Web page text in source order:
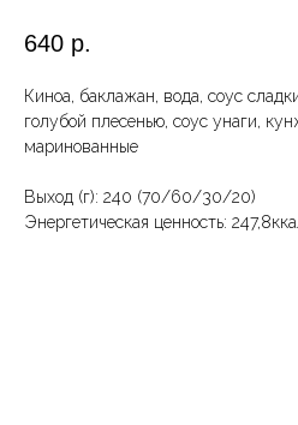
640 р.
Киноа, баклажан, вода, соус
голубой плесенью, соус унаги,
маринованные
Выход (г): 240 (70/60/30/20)
Энергетическая ценность: